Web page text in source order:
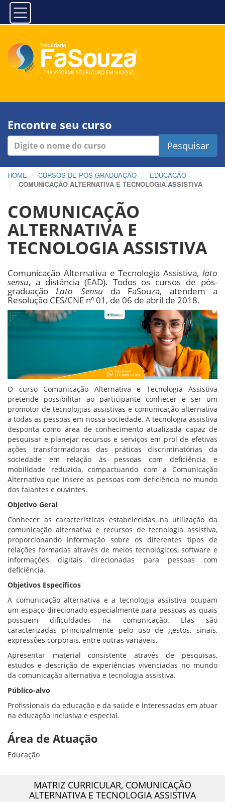
Encontre seu curso
Pesquisar
HOME CURSOS DE PÓS-GRADUAÇÃO
EDUCAÇÃO
COMUNICAÇÃO ALTERNATIVA E TECNOLOGIA ASSISTIVA
COMUNICAÇÃO
ALTERNATIVA E
TECNOLOGIA ASSISTIVA
Comunicação Alternativa e Tecnologia Assistiva, lato
sensu, a distância (EAD). Todos os cursos de pós-
graduaçãoLato Sensuda FaSouza, atendem a
Resolução CES/CNE nº 01, de 06 de abril de 2018.
O curso Comunicação Alternativa e Tecnologia Assistiva
pretende possibilitar ao participante conhecer e ser um
promotor de tecnologias assistivas e comunicação alternativa
a todas as pessoas em nossa sociedade. A tecnologia assistiva
desponta como área de conhecimento atualizada capaz de
pesquisar e planejar recursos e serviços em prol de efetivas
ações transformadoras das práticas discriminatórias da
sociedade em relação às pessoas com deficiência e
mobilidade reduzida, compactuando com a Comunicação
Alternativa que insere as pessoas com deficiência no mundo
dos falantes e ouvintes.
Objetivo Geral
Conhecer as características estabelecidas na utilização da
comunicação alternativa e recursos de tecnologia assistiva,
proporcionando informação sobre os diferentes tipos de
relações formadas através de meios tecnológicos, software e
informações digitais direcionadas para pessoas com
deficiência.
Objetivos Específicos
A comunicação alternativa e a tecnologia assistiva ocupam
um espaço direcionado especialmente para pessoas as quais
possuem dificuldades na comunicação. Elas são
caracterizadas principalmente pelo uso de gestos, sinais,
expressões corporais, entre outras variáveis.
Apresentar material consistente através de pesquisas,
estudos e descrição de experiências vivenciadas no mundo
da comunicação alternativa e tecnologia assistiva.
Público-alvo
Profissionais da educação e da saúde e interessados em atuar
na educação inclusiva e especial.
Área de Atuação
Educação
MATRIZ CURRICULAR, COMUNICAÇÃO
ALTERNATIVA E TECNOLOGIA ASSISTIVA